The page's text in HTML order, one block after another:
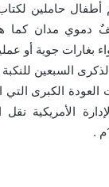
أطفال حاملين
قصفٌ دموي مدان
بغارات جوية أو
الذكرى السبعين
الكبرى
الأمريكية نقل